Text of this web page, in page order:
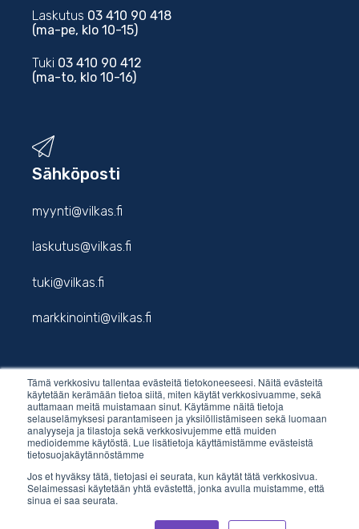
Tämä verkkosivu tallentaa evästeitä tietokoneeseesi. Näitä evästeitä
käytetään kerämään tietoa siitä, miten käytät verkkosivuamme, sekä
auttamaan meitä muistamaan sinut. Käytämme näitä tietoja
selauselämyksesi parantamiseen ja yksilöllistämiseen sekä luomaan
analyyseja ja tilastoja sekä verkkosivujemme että muiden
medioidemme käytöstä. Lue lisätietoja käyttämistämme evästeistä
tietosuojakäytännöstämme
Jos et hyväksy tätä, tietojasi ei seurata, kun käytät tätä verkkosivua.
Selaimessasi käytetään yhtä evästettä, jonka avulla muistamme, että
sinua ei saa seurata.
Laskutus 03 410 90 418
(ma-pe, klo 10-15)
Tuki 03 410 90 412
(ma-to, klo 10-16)
Sähköposti
myynti@vilkas.fi
laskutus@vilkas.fi
tuki@vilkas.fi
markkinointi@vilkas.fi
etunimi.sukunimi@vilkas.fi